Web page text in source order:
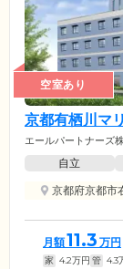
空室あり
京都有栖川マ
エールパートナーズ
自立
京都府京都市
月額11.3 万円
家 4.2万円 管 4.3